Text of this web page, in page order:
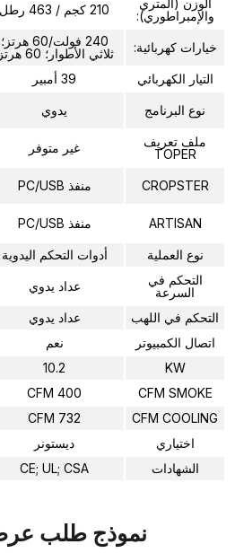
الوزن (المتري
والإمبراطوري):
210 كجم / 463 رطل
خيارات كهربائية:
240 فولت/60 هرتز؛
ثلاثي الأطوار؛ 60 هرتز.
التيار الكهربائي
39 أمبير
نوع البرنامج يدوي
ملف تعريف
TOPER
غير متوفر
CROPSTER منفذ PC/USB
ARTISAN منفذ PC/USB
نوع العملية
أدوات التحكم اليدوية
التحكم في
السرعة
عداد يدوي
التحكم في اللهب عداد يدوي
اتصال الكمبيوتر
نعم
KW
10.2
CFM SMOKE
400 CFM
CFM COOLING
732 CFM
اختياري
ديستونر
الشهادات
CE; UL; CSA
نموذج طلب